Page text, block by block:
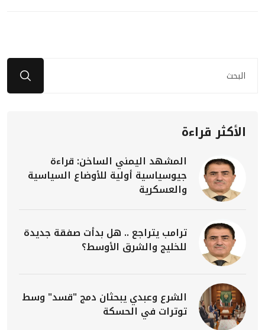
الأكثر قراءة
المشهد اليمني الساخن: قراءة
جيوسياسية أولية للأوضاع السياسية
والعسكرية
ترامب يتراجع .. هل بدأت صفقة جديدة
للخليج والشرق الأوسط؟
الشرع وعبدي يبحثان دمج "قسد" وسط
توترات في الحسكة